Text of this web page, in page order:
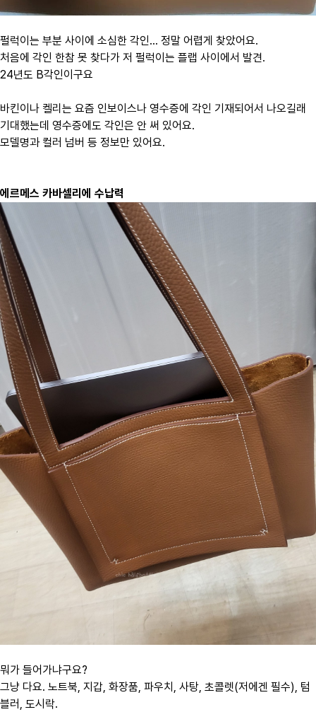
펄럭이는 부분 사이에 소심한 각인... 정말 어렵게 찾았어요.
처음에 각인 한참 못 찾다가 저 펄럭이는 플랩 사이에서 발견.
24년도 B각인이구요
바킨이나 켈리는 요즘 인보이스나 영수증에 각인 기재되어서 나오길래
기대했는데 영수증에도 각인은 안 써 있어요.
모델명과 컬러 넘버 등 정보만 있어요.
에르메스 카바셀리에 수납력
뭐가 들어가냐구요?
그냥 다요. 노트북, 지갑, 화장품, 파우치, 사탕, 초콜렛(저에겐 필수), 텀
블러, 도시락.